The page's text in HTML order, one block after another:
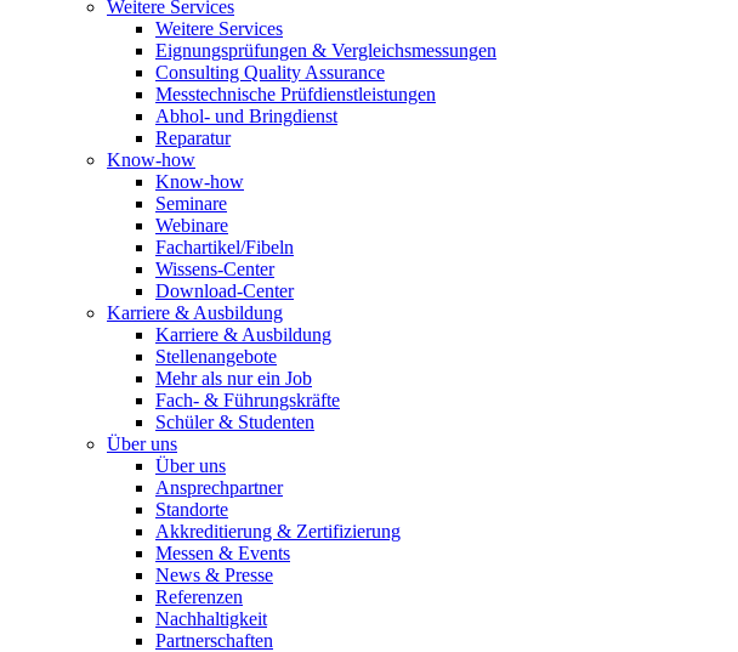
Weitere Services
Weitere Services
Eignungsprüfungen & Vergleichsmessungen
Consulting Quality Assurance
Messtechnische Prüfdienstleistungen
Abhol- und Bringdienst
Reparatur
Know-how
Know-how
Seminare
Webinare
Fachartikel/Fibeln
Wissens-Center
Download-Center
Karriere & Ausbildung
Karriere & Ausbildung
Stellenangebote
Mehr als nur ein Job
Fach- & Führungskräfte
Schüler & Studenten
Über uns
Über uns
Ansprechpartner
Standorte
Akkreditierung & Zertifizierung
Messen & Events
News & Presse
Referenzen
Nachhaltigkeit
Partnerschaften